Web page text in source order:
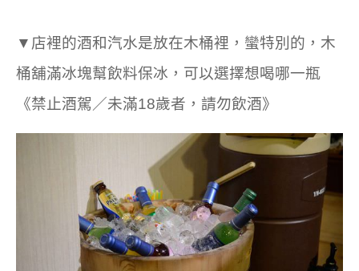
▼店裡的酒和汽水是放在木桶裡，蠻特別的，木
桶舖滿冰塊幫飲料保冰，可以選擇想喝哪一瓶
《禁止酒駕／未滿18歲者，請勿飲酒》